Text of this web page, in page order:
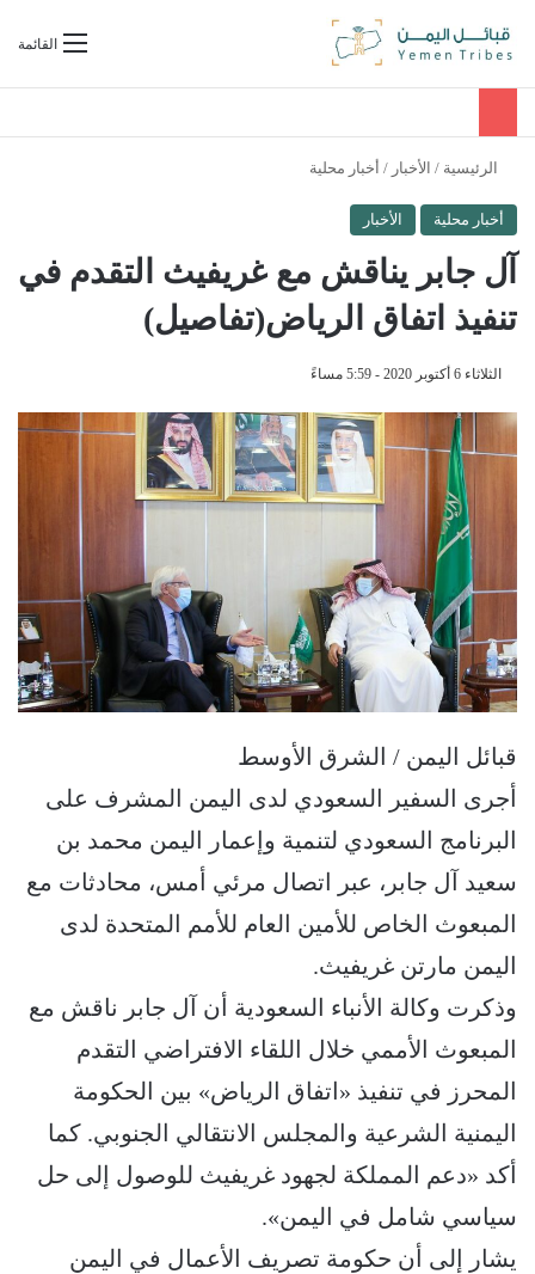
القائمةبحث عن
الرئيسية / الأخبار / أخبار محلية
أخبار محلية الأخبار
آل جابر يناقش مع غريفيث التقدم في
تنفيذ اتفاق الرياض(تفاصيل)
الثلاثاء 6 أكتوبر 2020 - 5:59 مساءً
قبائل اليمن / الشرق الأوسط
أجرى السفير السعودي لدى اليمن المشرف على
البرنامج السعودي لتنمية وإعمار اليمن محمد بن
سعيد آل جابر، عبر اتصال مرئي أمس، محادثات مع
المبعوث الخاص للأمين العام للأمم المتحدة لدى
اليمن مارتن غريفيث.
وذكرت وكالة الأنباء السعودية أن آل جابر ناقش مع
المبعوث الأممي خلال اللقاء الافتراضي التقدم
المحرز في تنفيذ «اتفاق الرياض» بين الحكومة
اليمنية الشرعية والمجلس الانتقالي الجنوبي. كما
أكد «دعم المملكة لجهود غريفيث للوصول إلى حل
سياسي شامل في اليمن».
يشار إلى أن حكومة تصريف الأعمال في اليمن